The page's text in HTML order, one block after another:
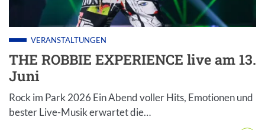
THE ROBBIE EXPERIENCE live am 13.
Juni
VERANSTALTUNGEN
Rock im Park 2026 Ein Abend voller Hits, Emotionen und
bester Live-Musik erwartet die…